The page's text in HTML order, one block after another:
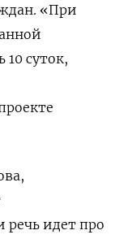
«При
суток,
речь идет про